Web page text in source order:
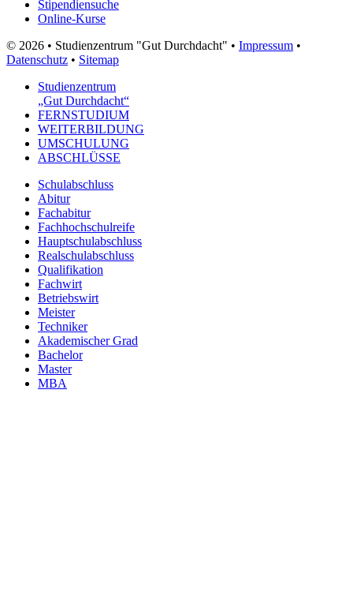
Stipendiensuche
Online-Kurse
© 2026 • Studienzentrum "Gut Durchdacht" • Impressum •
Datenschutz • Sitemap
Studienzentrum
„Gut Durchdacht“
FERNSTUDIUM
WEITERBILDUNG
UMSCHULUNG
ABSCHLÜSSE
Schulabschluss
Abitur
Fachabitur
Fachhochschulreife
Hauptschulabschluss
Realschulabschluss
Qualifikation
Fachwirt
Betriebswirt
Meister
Techniker
Akademischer Grad
Bachelor
Master
MBA